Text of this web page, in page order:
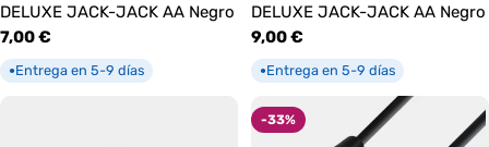
DELUXE JACK-JACK AA Negro
Precio
habitual
7,00 €
●Entrega en 5-9 días
DELUXE JACK-JACK AA Negro
Precio
habitual
9,00 €
●Entrega en 5-9 días
-33%